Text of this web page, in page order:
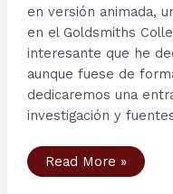
en versión animada,
en el Goldsmiths
interesante que he
aunque fuese de
dedicaremos una
investigación y
El
tapiz
Read More »